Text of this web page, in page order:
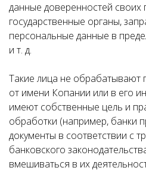
данные доверенностей своих
государственные органы,
персональные данные в
и т. д.
Такие лица не обрабатывают
от имени Копании или в его
имеют собственные цель и
обработки (например, банки
документы в соответствии с
банковского
вмешиваться в их